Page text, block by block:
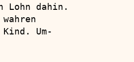
Lohn dahin.
Um-